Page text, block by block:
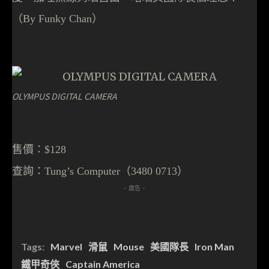
（By Funky Chan）
OLYMPUS DIGITAL CAMERA
售價： $128
查詢： Tung’s Computer（3480 0713）
- 廣告 -
Tags: Marvel 滑鼠 Mouse 美國隊長 Iron Man
鐵甲奇俠 Captain America